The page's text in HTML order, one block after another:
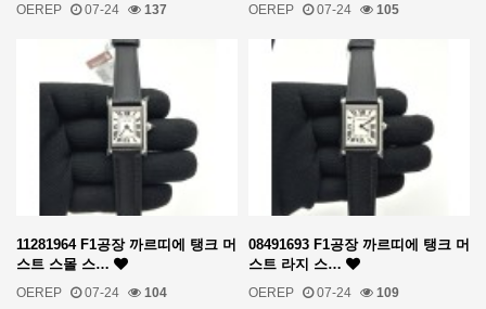
OEREP 07-24 137 OEREP 07-24 105
11281964 F1공장 까르띠에 탱크 머
스트 스몰 스…
OEREP 07-24 104
08491693 F1공장 까르띠에 탱크 머
스트 라지 스…
OEREP 07-24 109